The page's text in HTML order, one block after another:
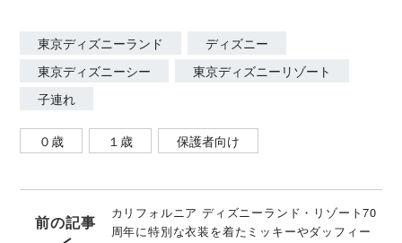
東京ディズニーランド
ディズニー
東京ディズニーシー
東京ディズニーリゾート
子連れ
０歳 １歳 保護者向け
前の記事
カリフォルニア ディズニーランド・リゾート70
周年に特別な衣装を着たミッキーやダッフィー